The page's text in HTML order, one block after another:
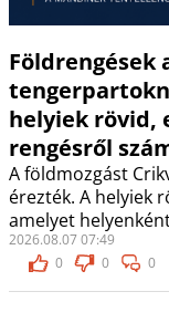
Földrengések
helyiek rövid,
rengésről
A földmozgást
érezték. A helyiek
amelyet
2026.08.07 07:49
0
0 0